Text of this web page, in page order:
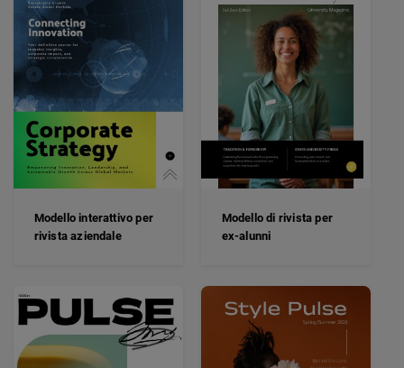
Modello interattivo per
rivista aziendale
Modello di rivista per
ex-alunni